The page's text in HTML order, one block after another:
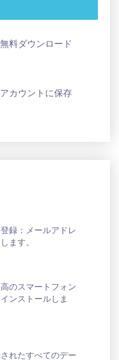
料ダウンロード
カウントに保存
録：メールアドレ
ます。
のスマートフォン
ンストールしま
れたすべてのデー